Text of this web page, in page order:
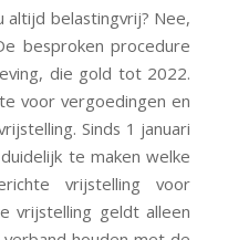
altijd belastingvrij? Nee,
besproken procedure
die gold tot 2022.
voor vergoedingen en
Sinds 1 januari
te maken welke
vrijstelling voor
vrijstelling geldt alleen